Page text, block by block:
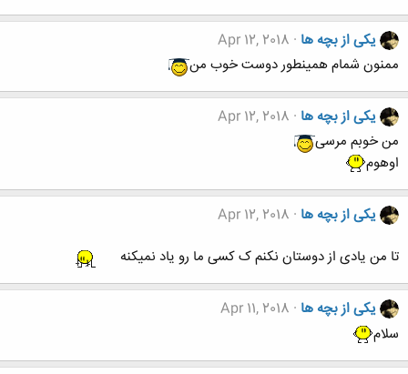
یکی از بچه ها Apr 12, 2018
ممنون شمام همینطور دوست خوب من
یکی از بچه ها Apr 12, 2018
من خوبم مرسی
اوهوم
یکی از بچه ها Apr 12, 2018
تا من یادی از دوستان نکنم ک کسی ما رو یاد نمیکنه
یکی از بچه ها Apr 11, 2018
سلام